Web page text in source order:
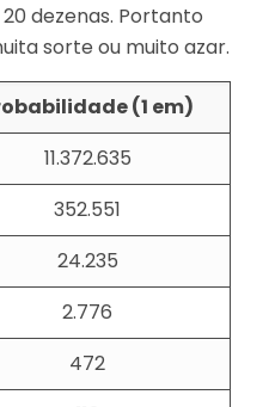
dezenas. Portanto
sorte ou muito azar.
(1 em)
11.372.635
352.551
24.235
2.776
472